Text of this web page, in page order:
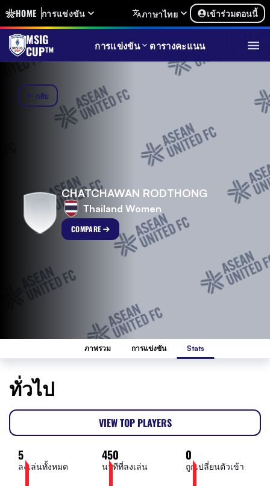
HOME การแข่งขัน ภาษาไทย เข้าร่วมตอนนี้
MSIG
CUP™ การแข่งขัน ตารางคะแนน
กลับ
CHATCHAWAN RODTHONG
Thailand Women
COMPARE
ภาพรวม การแข่งขัน Stats
ทั่วไป
VIEW TOP PLAYERS
5
ลงเล่นทั้งหมด
450
นาทีที่ลงเล่น
0
ถูกเปลี่ยนตัวเข้า